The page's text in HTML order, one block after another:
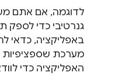
גנרטיבי כדי לספק
באפליקציה, כדאי
מערכת
האפליקציה כדי